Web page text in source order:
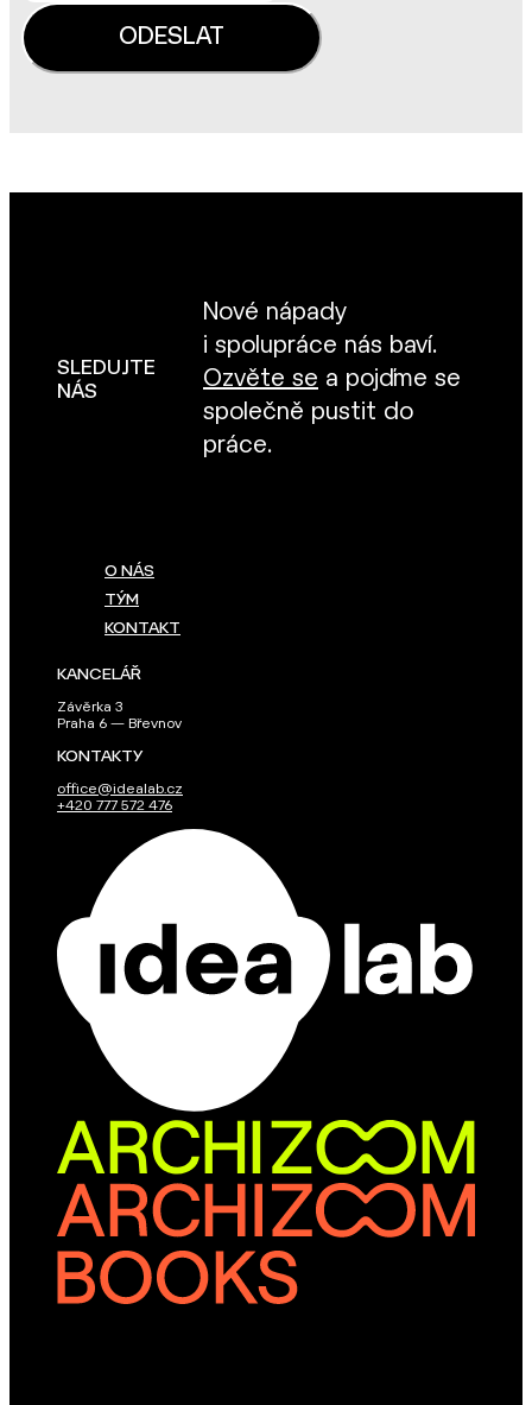
SLEDUJTE
NÁS
Nové nápady
i spolupráce nás baví.
Ozvěte se a pojďme se
společně pustit do
práce.
O NÁS
TÝM
KONTAKT
KANCELÁŘ
Závěrka 3
Praha 6 — Břevnov
KONTAKTY
office@idealab.cz
+420 777 572 476